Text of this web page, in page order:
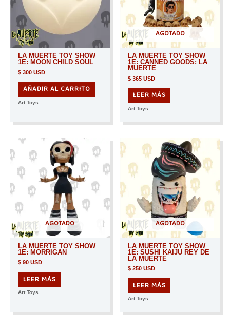
LA MUERTE TOY SHOW
1E: MOON CHILD SOUL
$300 USD
AÑADIR AL CARRITO
Art Toys
AGOTADO
LA MUERTE TOY SHOW
1E: CANNED GOODS: LA
MUERTE
$ 365 USD
LEER MÁS
Art Toys
AGOTADO
LA MUERTE TOY SHOW
1E: MORRIGAN
$90 USD
LEER MÁS
Art Toys
AGOTADO
LA MUERTE TOY SHOW
1E: SUSHI KAIJU REY DE
LA MUERTE
$ 250 USD
LEER MÁS
Art Toys